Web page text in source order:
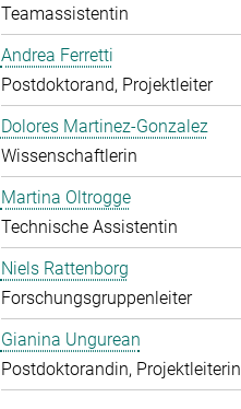
Teamassistentin
Andrea Ferretti
Postdoktorand, Projektleiter
Dolores Martinez-Gonzalez
Wissenschaftlerin
Martina Oltrogge
Technische Assistentin
Niels Rattenborg
Forschungsgruppenleiter
Gianina Ungurean
Postdoktorandin, Projektleiterin